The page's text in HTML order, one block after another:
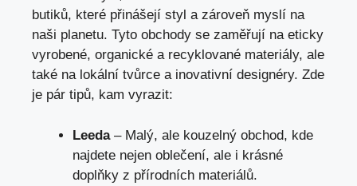
butiků, které přinášejí styl a zároveň myslí na
naši planetu. Tyto obchody se zaměřují na eticky
vyrobené, organické a recyklované materiály, ale
také na lokální tvůrce a inovativní designéry. Zde
je pár tipů, kam vyrazit:
Leeda– Malý, ale kouzelný obchod, kde
najdete nejen oblečení, ale i krásné
doplňky z přírodních materiálů.